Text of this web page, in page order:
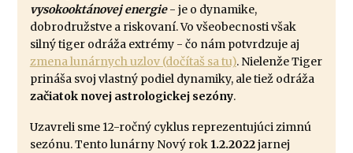
vysokooktánovej energie- je o dynamike,
dobrodružstve a riskovaní. Vo všeobecnosti však
silný tiger odráža extrémy - čo nám potvrdzuje aj
zmena lunárnych uzlov (dočítaš sa tu). Nielenže Tiger
prináša svoj vlastný podiel dynamiky, ale tiež odráža
začiatok novej astrologickej sezóny.
Uzavreli sme 12-ročný cyklus reprezentujúci zimnú
sezónu. Tento lunárny Nový rok 1.2.2022jarnej